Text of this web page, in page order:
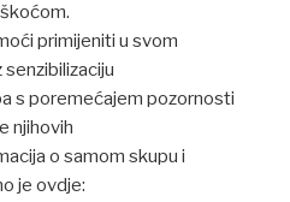
primijeniti u svom
s poremećajem pozornosti
njihovih
o samom skupu i
je ovdje: